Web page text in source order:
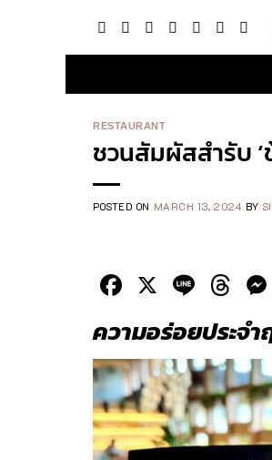
content
RESTAURANT
ชวนสัมผัสสำรับ ‘
POSTED ON MARCH 13, 2024 BY
Facebook
X Line
ความอร่อยประจ